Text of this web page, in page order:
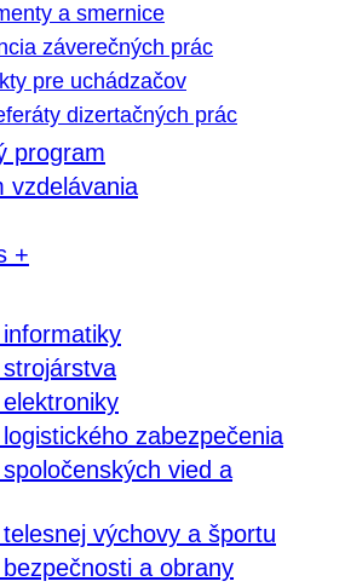
a smernice
záverečných prác
pre uchádzačov
dizertačných prác
program
vzdelávania
+
zabezpečenia
vied a
výchovy a športu
a obrany